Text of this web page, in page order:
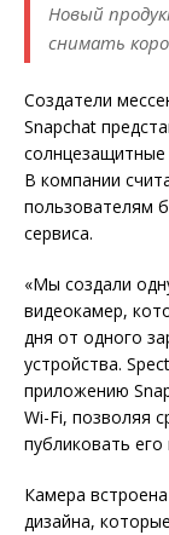
Новый
снимать
Создатели
Snapchat
солнцезащитные
В компании
пользователям
сервиса.
«Мы создали
видеокамер,
дня от одного
устройства.
приложению
Wi-Fi, позволяя
публиковать
Камера
дизайна,